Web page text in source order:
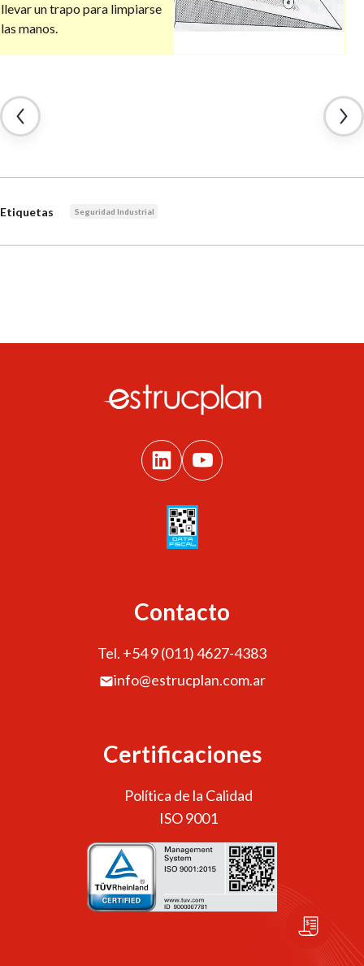
llevar un trapo para limpiarse
las manos.
Etiquetas Seguridad Industrial
Contacto
Tel. +54 9 (011) 4627-4383
info@estrucplan.com.ar
Certificaciones
Política de la Calidad
ISO 9001